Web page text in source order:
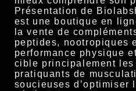
Présentation de
est une boutique en
la vente de
peptides, nootropiques
performance physique
cible principalement
pratiquants de
soucieuses d’optimiser